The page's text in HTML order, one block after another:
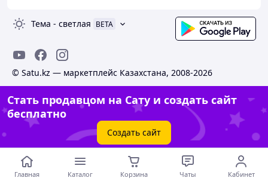
Тема - светлая BETA
© Satu.kz — маркетплейс Казахстана, 2008-2026
Стать продавцом на Сату и создать сайт
бесплатно
Создать сайт
Главная Каталог Корзина Чаты Кабинет